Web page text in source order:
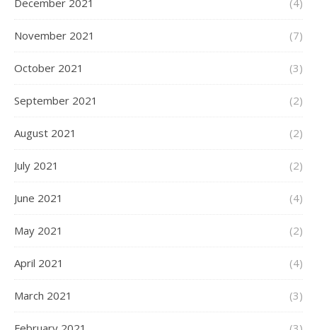
December 2021 (4)
November 2021 (7)
October 2021 (3)
September 2021 (2)
August 2021 (2)
July 2021 (2)
June 2021 (4)
May 2021 (2)
April 2021 (4)
March 2021 (3)